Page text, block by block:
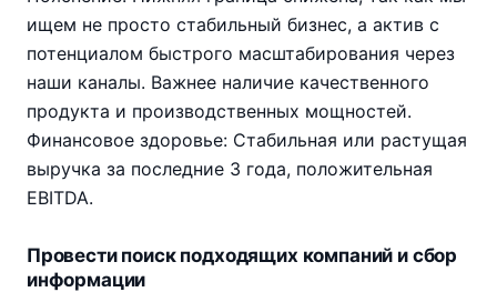
ищем не просто стабильный бизнес, а актив с
потенциалом быстрого масштабирования через
наши каналы. Важнее наличие качественного
продукта и производственных мощностей.
Финансовое здоровье: Стабильная или растущая
выручка за последние 3 года, положительная
EBITDA.
Провести поиск подходящих компаний и сбор
информации